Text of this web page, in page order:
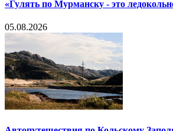
«Гулять по Мурманску - это
05.08.2026